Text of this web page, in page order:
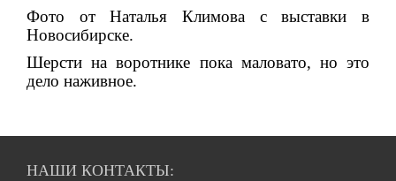
Фото от Наталья Климова с выставки в
Новосибирске.
Шерсти на воротнике пока маловато, но это
дело наживное.
НАШИ КОНТАКТЫ: